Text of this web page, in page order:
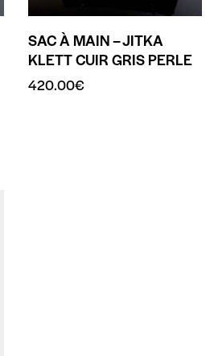
SAC À MAIN – JITKA
KLETT CUIR GRIS PERLE
420.00€